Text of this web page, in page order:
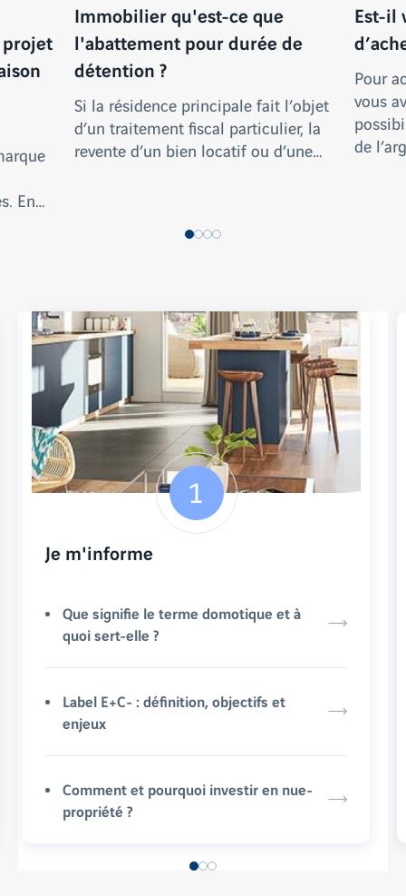
En…
Immobilier qu'est-ce que
l'abattement pour durée de
détention ?
Si la résidence principale fait l’objet
d’un traitement fiscal particulier, la
revente d’un bien locatif ou d’une…
Est-il
Pour
vous
de
Je m'informe
Que signifie le terme domotique et à
quoi sert-elle ?
Label E+C- : définition, objectifs et
enjeux
Comment et pourquoi investir en nue-
propriété ?